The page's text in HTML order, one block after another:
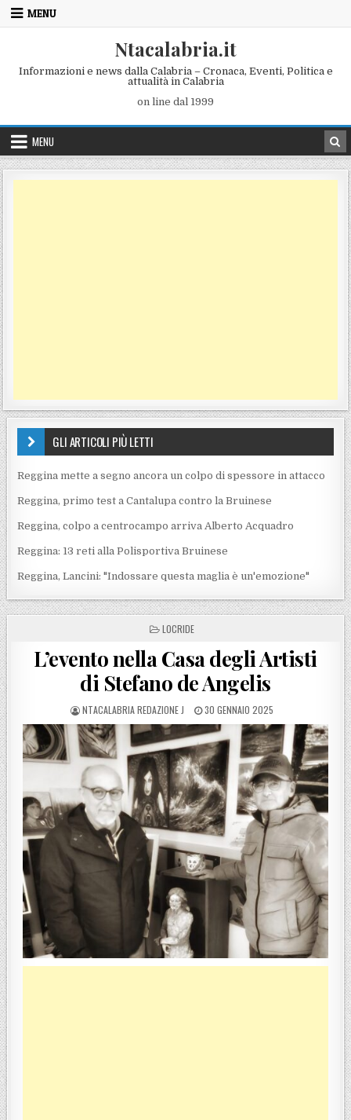
Skip to content
MENU
Ntacalabria.it
Informazioni e news dalla Calabria – Cronaca, Eventi, Politica e
attualità in Calabria
on line dal 1999
MENU
GLI ARTICOLI PIÙ LETTI
Reggina mette a segno ancora un colpo di spessore in attacco
Reggina, primo test a Cantalupa contro la Bruinese
Reggina, colpo a centrocampo arriva Alberto Acquadro
Reggina: 13 reti alla Polisportiva Bruinese
Reggina, Lancini: "Indossare questa maglia è un'emozione"
POSTED IN
LOCRIDE
L’evento nella Casa degli Artisti
di Stefano de Angelis
POSTED BY
NTACALABRIA REDAZIONE J POSTED ON
30 GENNAIO 2025